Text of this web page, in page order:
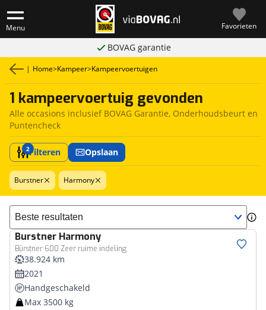
Menu Favorieten
BOVAG garantie
| Home>Kampeer>Kampeervoertuigen
1 kampeervoertuig gevonden
Alle occasions inclusief BOVAG Garantie, Onderhoudsbeurt en
Puntencheck
2Filteren Opslaan
Burstner Harmony
Sorteer resultaten
Burstner Harmony
Bürstner 600 Zeer ruime indeling
38.924 km
2021
Handgeschakeld
Max 3500 kg